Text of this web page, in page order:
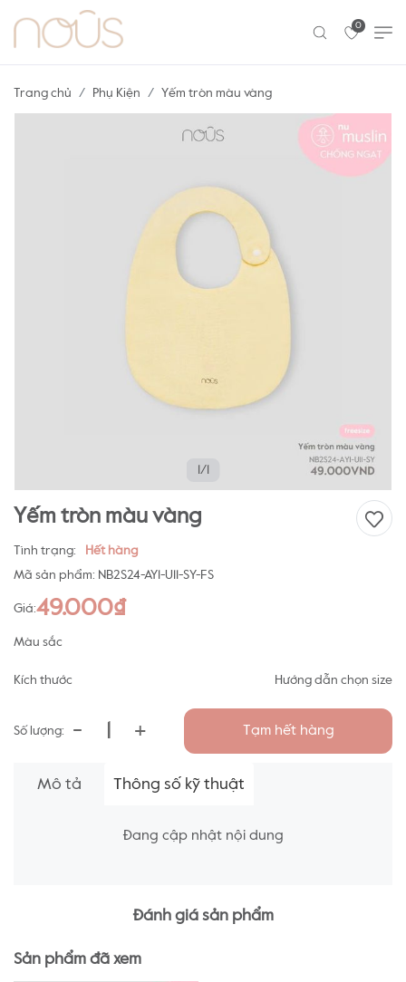
0
Trang chủ Phụ Kiện Yếm tròn màu vàng
1/1
Yếm tròn màu vàng
Tình trạng:
Hết hàng
Mã sản phẩm: NB2S24-AY1-U11-SY-FS
Giá:49.000₫
Màu sắc
Kích thước Hướng dẫn chọn size
Số lượng: - + Tạm hết hàng
Mô tả Thông số kỹ thuật
Đang cập nhật nội dung
Đánh giá sản phẩm
Sản phẩm đã xem